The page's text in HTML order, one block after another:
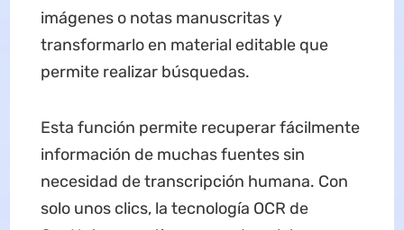
imágenes o notas manuscritas y
transformarlo en material editable que
permite realizar búsquedas.
Esta función permite recuperar fácilmente
información de muchas fuentes sin
necesidad de transcripción humana. Con
solo unos clics, la tecnología OCR de